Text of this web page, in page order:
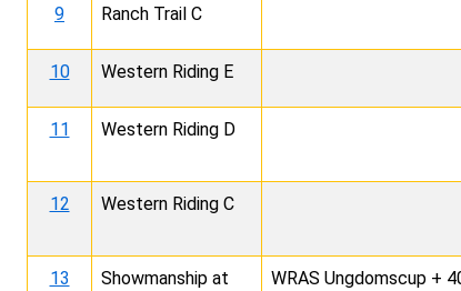
9 Ranch Trail C
10 Western Riding E
11 Western Riding D
12 Western Riding C
13
Showmanship at
WRAS Ungdomscup +